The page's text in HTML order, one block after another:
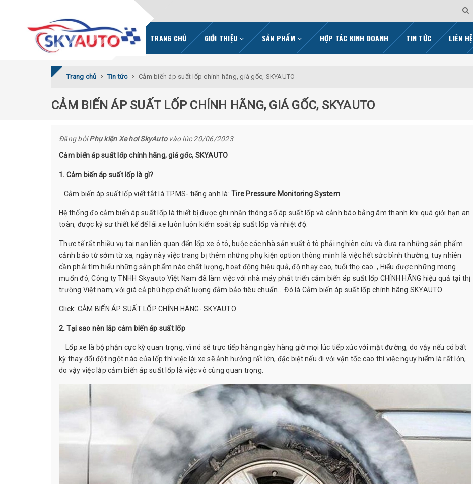
TRANG CHỦ GIỚI THIỆU SẢN PHẨM HỢP TÁC KINH DOANH TIN TỨC LIÊN HỆ
Trang chủ Tin tức Cảm biến áp suất lốp chính hãng, giá gốc, SKYAUTO
CẢM BIẾN ÁP SUẤT LỐP CHÍNH HÃNG, GIÁ GỐC, SKYAUTO
Đăng bởiPhụ kiện Xe hơi SkyAutovào lúc 20/06/2023
Cảm biến áp suất lốp chính hãng, giá gốc, SKYAUTO
1. Cảm biến áp suất lốp là gì?
Cảm biến áp suất lốp viết tắt là TPMS- tiếng anh là: Tire Pressure Monitoring System
Hệ thống đo cảm biến áp suất lốp là thiết bị được ghi nhận thông số áp suất lốp và cảnh báo bằng âm thanh khi quá giới hạn an
toàn, được kỹ sư thiết kế để lái xe luôn luôn kiểm soát áp suất lốp và nhiệt độ.
Thực tế rất nhiều vụ tai nạn liên quan đến lốp xe ô tô, buộc các nhà sản xuất ô tô phải nghiên cứu và đưa ra những sản phẩm
cảnh báo từ sớm từ xa, ngày này việc trang bị thêm những phụ kiện option thông minh là việc hết sức bình thường, tuy nhiên
cần phải tìm hiểu những sản phẩm nào chất lượng, hoạt động hiệu quả, độ nhạy cao, tuổi thọ cao.., Hiểu được những mong
muốn đó, Công ty TNHH Skyauto Việt Nam đã làm việc với nhà máy phát triển cảm biến áp suất lốp CHÍNH HÃNG hiệu quả tại thị
trường Việt nam, với giá cả phù hợp chất lượng đảm bảo tiêu chuẩn... Đó là Cảm biến áp suất lốp chính hãng SKYAUTO.
Click: CẢM BIẾN ÁP SUẤT LỐP CHÍNH HÃNG- SKYAUTO
2. Tại sao nên lắp cảm biến áp suất lốp
Lốp xe là bộ phận cực kỳ quan trọng, vì nó sẽ trực tiếp hàng ngày hàng giờ mọi lúc tiếp xúc với mặt đường, do vậy nếu có bất
kỳ thay đổi đột ngột nào của lốp thì việc lái xe sẽ ảnh hưởng rất lớn, đặc biệt nếu đi với vận tốc cao thì việc nguy hiểm là rất lớn,
do vậy việc lắp cảm biến áp suất lốp là việc vô cùng quan trọng.